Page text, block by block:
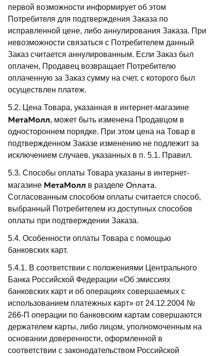
первой возможности информирует об этом
Потребителя для подтверждения Заказа по
исправленной цене, либо аннулирования Заказа. При
невозможности связаться с Потребителем данный
Заказ считается аннулированным. Если Заказ был
оплачен, Продавец возвращает Потребителю
оплаченную за Заказ сумму на счет, с которого был
осуществлен платеж.
5.2. Цена Товара, указанная в интернет-магазине
МетаМолл, может быть изменена Продавцом в
одностороннем порядке. При этом цена на Товар в
подтвержденном Заказе изменению не подлежит за
исключением случаев, указанных в п. 5.1. Правил.
5.3. Способы оплаты Товара указаны в интернет-
магазине МетаМолл в разделе Оплата.
Согласованным способом оплаты считается способ,
выбранный Потребителем из доступных способов
оплаты при подтверждении Заказа.
5.4. Особенности оплаты Товара с помощью
банковских карт.
5.4.1. В соответствии с положениями Центрального
Банка Российской Федерации «Об эмиссиях
банковских карт и об операциях совершаемых с
использованием платежных карт» от 24.12.2004 №
266-П операции по банковским картам совершаются
держателем карты, либо лицом, уполномоченным на
основании доверенности, оформленной в
соответствии с законодательством Российской